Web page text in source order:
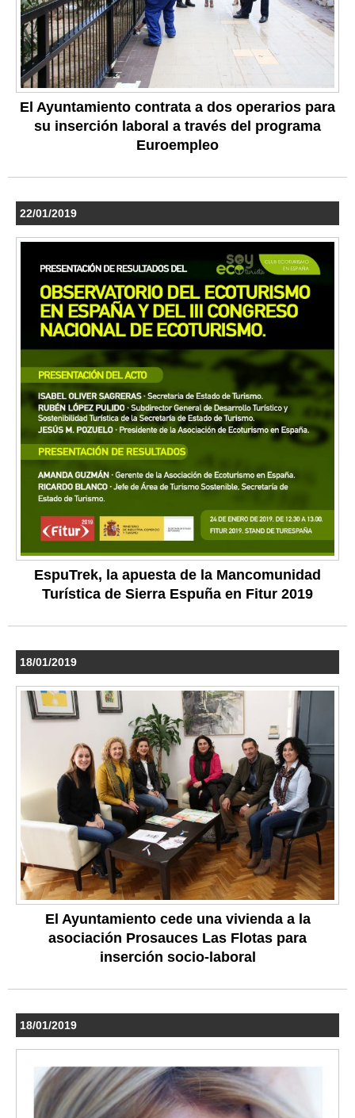
El Ayuntamiento contrata a dos operarios para
su inserción laboral a través del programa
Euroempleo
22/01/2019
EspuTrek, la apuesta de la Mancomunidad
Turística de Sierra Espuña en Fitur 2019
18/01/2019
El Ayuntamiento cede una vivienda a la
asociación Prosauces Las Flotas para
inserción socio-laboral
18/01/2019